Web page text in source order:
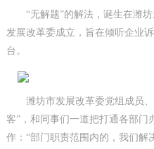
“无解题”的解法，诞生在潍
发展改革委成立，旨在倾听企业
台。
潍坊市发展改革委党组成员、
客”，和同事们一道把打通各部门
作：“部门职责范围内的，我们解